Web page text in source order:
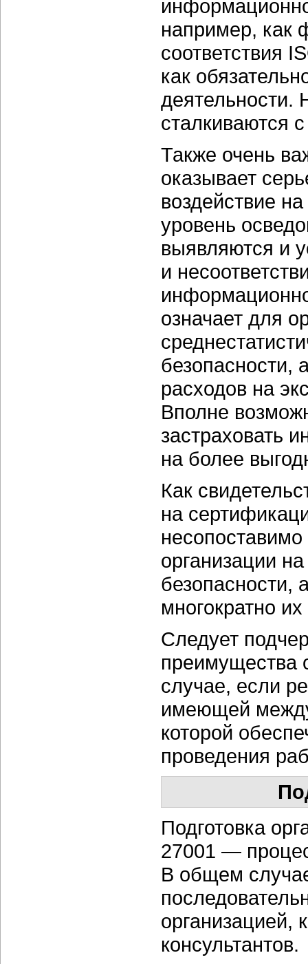
например, как
соответствия
как
деятельности.
сталкиваются
Также очень
оказывает
воздействие
уровень
выявляются и
и
означает для
безопасности,
расходов на
Вполне
застраховать
на более
Как
на
организации
безопасности,
многократно
Следует
преимущества
случае, если
имеющей
которой
проведения
Подготовка
27001 —
В общем
организацией,
консультантов.